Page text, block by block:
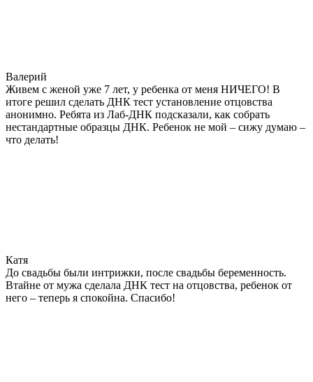
Валерий
Живем с женой уже 7 лет, у ребенка от меня НИЧЕГО! В
итоге решил сделать ДНК тест установление отцовства
анонимно. Ребята из Лаб-ДНК подсказали, как собрать
нестандартные образцы ДНК. Ребенок не мой – сижу думаю –
что делать!
Катя
До свадьбы были интрижки, после свадьбы беременность.
Втайне от мужа сделала ДНК тест на отцовства, ребенок от
него – теперь я спокойна. Спасибо!